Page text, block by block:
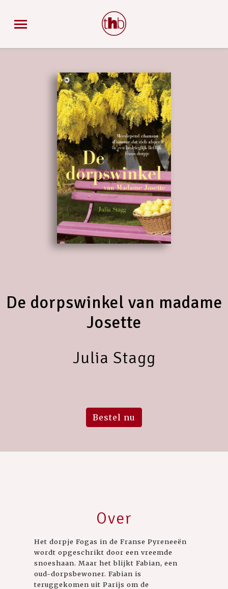
De dorpswinkel van madame
Josette
Julia Stagg
Bestel nu
Over
Het dorpje Fogas in de Franse Pyreneeën
wordt opgeschrikt door een vreemde
snoeshaan. Maar het blijkt Fabian, een
oud-dorpsbewoner. Fabian is
teruggekomen uit Parijs om de